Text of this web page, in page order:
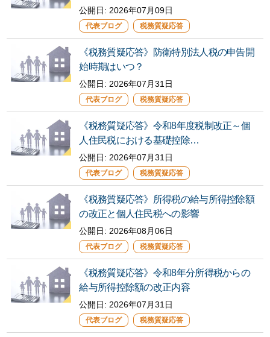
公開日: 2026年07月09日
代表ブログ 税務質疑応答
《税務質疑応答》防衛特別法人税の申告開
始時期はいつ？
公開日: 2026年07月31日
代表ブログ 税務質疑応答
《税務質疑応答》令和8年度税制改正～個
人住民税における基礎控除…
公開日: 2026年07月31日
代表ブログ 税務質疑応答
《税務質疑応答》所得税の給与所得控除額
の改正と個人住民税への影響
公開日: 2026年08月06日
代表ブログ 税務質疑応答
《税務質疑応答》令和8年分所得税からの
給与所得控除額の改正内容
公開日: 2026年07月31日
代表ブログ 税務質疑応答